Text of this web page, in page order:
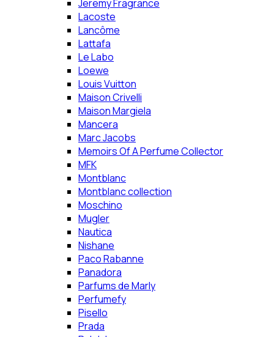
Jeremy Fragrance
Lacoste
Lancôme
Lattafa
Le Labo
Loewe
Louis Vuitton
Maison Crivelli
Maison Margiela
Mancera
Marc Jacobs
Memoirs Of A Perfume Collector
MFK
Montblanc
Montblanc collection
Moschino
Mugler
Nautica
Nishane
Paco Rabanne
Panadora
Parfums de Marly
Perfumefy
Pisello
Prada